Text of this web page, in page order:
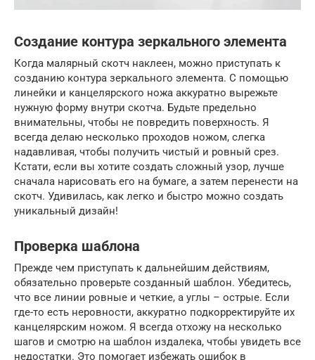
Создание контура зеркального элемента
Когда малярный скотч наклеен, можно приступать к
созданию контура зеркального элемента. С помощью
линейки и канцелярского ножа аккуратно вырежьте
нужную форму внутри скотча. Будьте предельно
внимательны, чтобы не повредить поверхность. Я
всегда делаю несколько проходов ножом, слегка
надавливая, чтобы получить чистый и ровный срез.
Кстати, если вы хотите создать сложный узор, лучше
сначала нарисовать его на бумаге, а затем перенести на
скотч. Удивилась, как легко и быстро можно создать
уникальный дизайн!
Проверка шаблона
Прежде чем приступать к дальнейшим действиям,
обязательно проверьте созданный шаблон. Убедитесь,
что все линии ровные и четкие, а углы – острые. Если
где-то есть неровности, аккуратно подкорректируйте их
канцелярским ножом. Я всегда отхожу на несколько
шагов и смотрю на шаблон издалека, чтобы увидеть все
недостатки. Это помогает избежать ошибок в